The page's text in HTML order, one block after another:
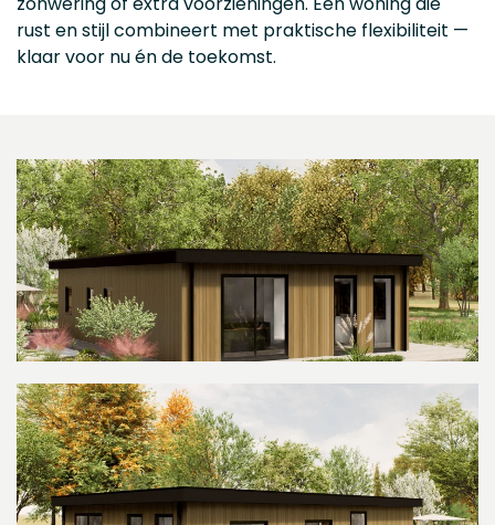
rust en stijl combineert met praktische flexibiliteit —
klaar voor nu én de toekomst.